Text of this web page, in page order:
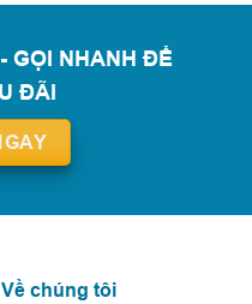
GỌI NHANH ĐỂ
ĐÃI
Về chúng tôi